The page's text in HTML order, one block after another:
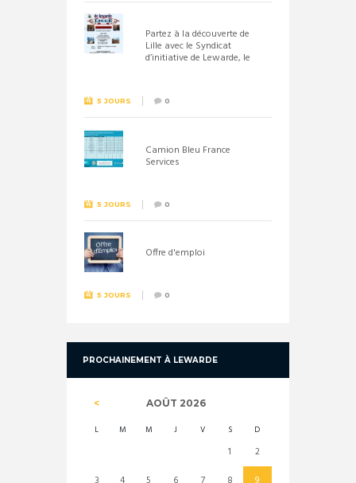
Partez à la découverte de
Lille avec le Syndicat
d’initiative de Lewarde, le
5 JOURS 0
Camion Bleu France
Services
5 JOURS 0
Offre d'emploi
5 JOURS 0
PROCHAINEMENT À LEWARDE
AOÛT 2026
L M M J V S D
1
2